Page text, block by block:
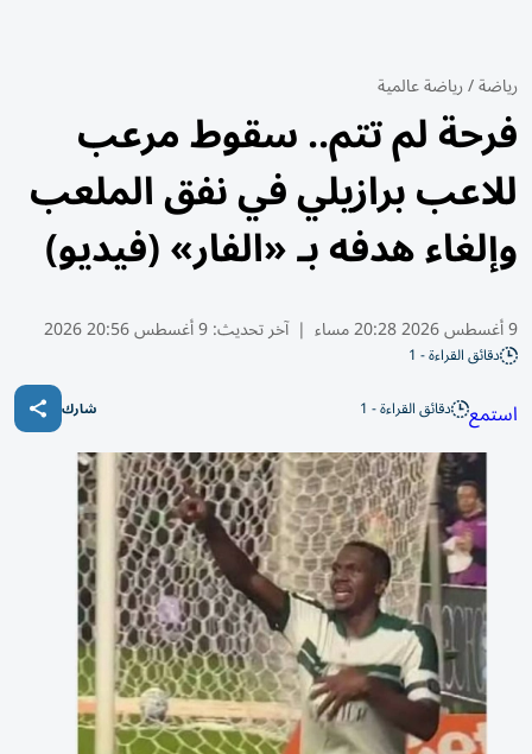
رياضة/رياضة عالمية
فرحة لم تتم.. سقوط مرعب
للاعب برازيلي في نفق الملعب
وإلغاء هدفه بـ «الفار» (فيديو)
9 أغسطس 2026 20:28 مساء | آخر تحديث:9 أغسطس 20:56 2026
دقائق القراءة - 1
استمع دقائق القراءة - 1 شارك